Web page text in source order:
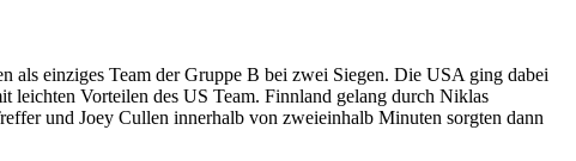
einziges Team der Gruppe B bei zwei Siegen. Die USA ging dabei
leichten Vorteilen des US Team. Finnland gelang durch Niklas
und Joey Cullen innerhalb von zweieinhalb Minuten sorgten dann